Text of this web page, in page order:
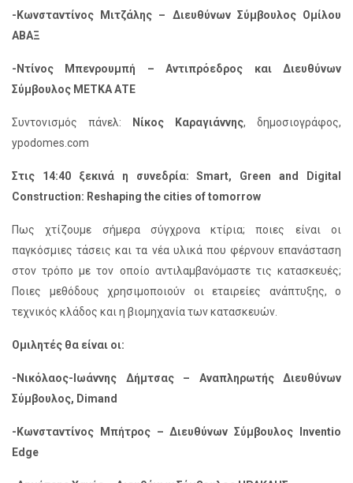
-Κωνσταντίνος Μιτζάλης – Διευθύνων Σύμβουλος Ομίλου
ΑΒΑΞ
-Ντίνος Μπενρουμπή – Αντιπρόεδρος και Διευθύνων
Σύμβουλος ΜΕΤΚΑ ΑΤΕ
Συντονισμός πάνελ: Νίκος Καραγιάννης, δημοσιογράφος,
ypodomes.com
Στις 14:40 ξεκινά η συνεδρία:
Smart, Green and Digital
Construction: Reshaping the cities of tomorrow
Πως χτίζουμε σήμερα σύγχρονα κτίρια; ποιες είναι οι
παγκόσμιες τάσεις και τα νέα υλικά που φέρνουν επανάσταση
στον τρόπο με τον οποίο αντιλαμβανόμαστε τις κατασκευές;
Ποιες μεθόδους χρησιμοποιούν οι εταιρείες ανάπτυξης, ο
τεχνικός κλάδος και η βιομηχανία των κατασκευών.
Ομιλητές θα είναι οι:
-Νικόλαος-Ιωάννης Δήμτσας – Αναπληρωτής Διευθύνων
Σύμβουλος, Dimand
-Κωνσταντίνος Μπήτρος – Διευθύνων Σύμβουλος Inventio
Edge